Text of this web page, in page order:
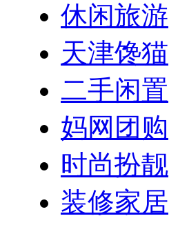
休闲旅游
天津馋猫
二手闲置
妈网团购
时尚扮靓
装修家居